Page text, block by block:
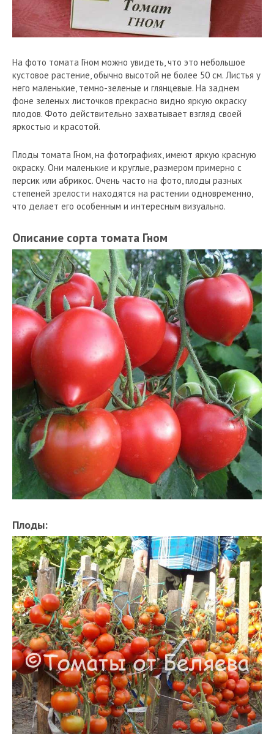
На фото томата Гном можно увидеть, что это небольшое
кустовое растение, обычно высотой не более 50 см. Листья у
него маленькие, темно-зеленые и глянцевые. На заднем
фоне зеленых листочков прекрасно видно яркую окраску
плодов. Фото действительно захватывает взгляд своей
яркостью и красотой.
Плоды томата Гном, на фотографиях, имеют яркую красную
окраску. Они маленькие и круглые, размером примерно с
персик или абрикос. Очень часто на фото, плоды разных
степеней зрелости находятся на растении одновременно,
что делает его особенным и интересным визуально.
Описание сорта томата Гном
Плоды: